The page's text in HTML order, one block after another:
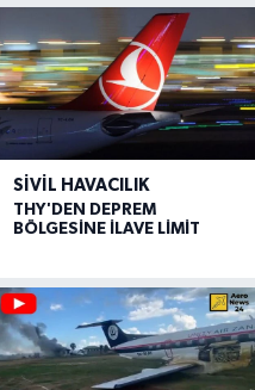
SIVIL HAVACILIK
THY'DEN DEPREM
BÖLGESİNE İLAVE LİMİT